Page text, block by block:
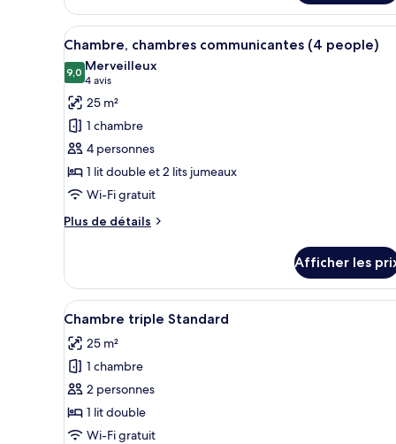
Chambre
Standard
double
Afficher
toutes
les
photos
pour
ce
type
de
chambre :
Chambre,
(4
people)
Une chambre d’hôtel
4
Chambre, chambres communicantes (4 people)
9,09,0 sur 10
Merveilleux
4 avis
(4 avis)
25 m²
1 chambre
4 personnes
1 lit double et 2 lits jumeaux
Wi-Fi gratuit
Plus de détails
Plus
Chambre,
chambres
communicantes
people)
Afficher les
Afficher
toutes
les
photos
pour
ce
type
Une chambre d’hôtel
4
Chambre triple Standard
25 m²
1 chambre
2 personnes
1 lit double
Wi-Fi gratuit